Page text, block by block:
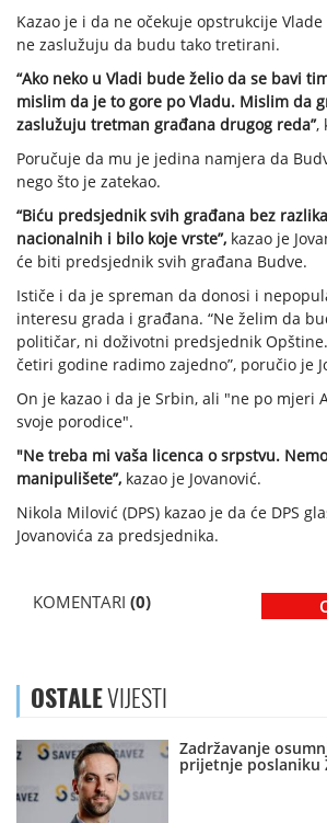
Kazao je i da ne očekuje opstrukcije
ne zaslužuju da budu tako tretirani.
“Ako neko u Vladi bude želio da se bavi
mislim da je to gore po Vladu. Mislim da
zaslužuju tretman građana drugog reda”,
Poručuje da mu je jedina namjera da
nego što je zatekao.
“Biću predsjednik svih građana bez
nacionalnih i bilo koje vrste”, kazao je
će biti predsjednik svih građana Budve.
Ističe i da je spreman da donosi i
interesu grada i građana. “Ne želim da
političar, ni doživotni predsjednik
četiri godine radimo zajedno”, poručio je
On je kazao i da je Srbin, ali "ne po mjeri
svoje porodice".
"Ne treba mi vaša licenca o srpstvu.
manipulišete”, kazao je Jovanović.
Nikola Milović (DPS) kazao je da će DPS
Jovanovića za predsjednika.
KOMENTARI (0)
OSTALEVIJESTI
Zadržavanje
prijetnje poslaniku